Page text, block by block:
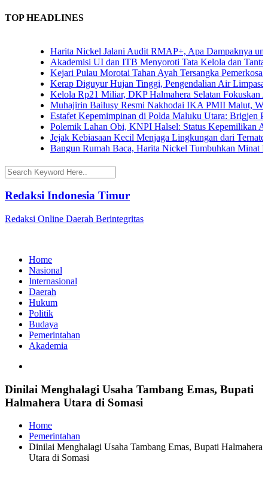
TOP HEADLINES
Harita Nickel Jalani Audit RMAP+, Apa Dampaknya untuk
Akademisi UI dan ITB Menyoroti Tata Kelola dan
Kejari Pulau Morotai Tahan Ayah Tersangka Pemerkosaan
Kerap Diguyur Hujan Tinggi, Pengendalian Air Limpasan
Kelola Rp21 Miliar, DKP Halmahera Selatan Fokuskan
Muhajirin Bailusy Resmi Nakhodai IKA PMII Malut, Wagub
Estafet Kepemimpinan di Polda Maluku Utara: Brigjen Pol.
Polemik Lahan Obi, KNPI Halsel: Status Kepemilikan Arifin
Jejak Kebiasaan Kecil Menjaga Lingkungan dari Ternate
Bangun Rumah Baca, Harita Nickel Tumbuhkan Minat Baca
Redaksi Indonesia Timur
Redaksi Online Daerah Berintegritas
Home
Nasional
Internasional
Daerah
Hukum
Politik
Budaya
Pemerintahan
Akademia
Dinilai Menghalagi Usaha Tambang Emas, Bupati
Halmahera Utara di Somasi
Home
Pemerintahan
Dinilai Menghalagi Usaha Tambang Emas, Bupati Halmahera
Utara di Somasi